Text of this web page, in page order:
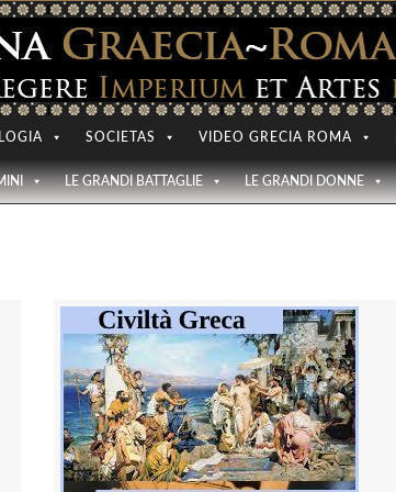
SOCIETAS VIDEO GRECIA ROMA
LE GRANDI BATTAGLIE LE GRANDI DONNE